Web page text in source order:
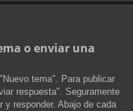
o enviar una
tema". Para publicar
respuesta". Seguramente
y responder. Abajo de cada